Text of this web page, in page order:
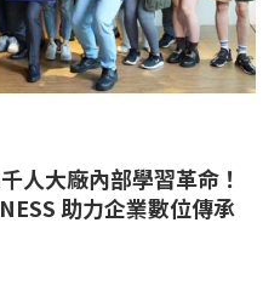
人大廠內部學習革命！
助力企業數位傳承